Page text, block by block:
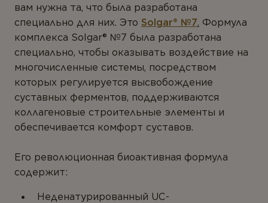
вам нужна та, что была разработана
специально для них. Это Solgar® №7. Формула
комплекса Solgar® №7 была разработана
специально, чтобы оказывать воздействие на
многочисленные системы, посредством
которых регулируется высвобождение
суставных ферментов, поддерживаются
коллагеновые строительные элементы и
обеспечивается комфорт суставов.
Его революционная биоактивная формула
содержит:
Неденатурированный UC-